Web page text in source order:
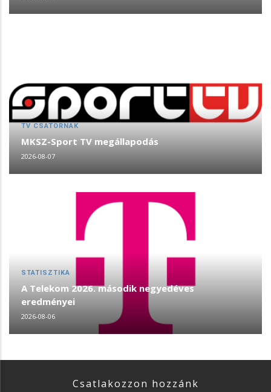
TV CSATORNÁK
MKSZ-Sport TV megállapodás
2026-08-07
STATISZTIKA
A Telekom 2026. második negyedéves
eredményei
2026-08-06
Csatlakozzon hozzánk